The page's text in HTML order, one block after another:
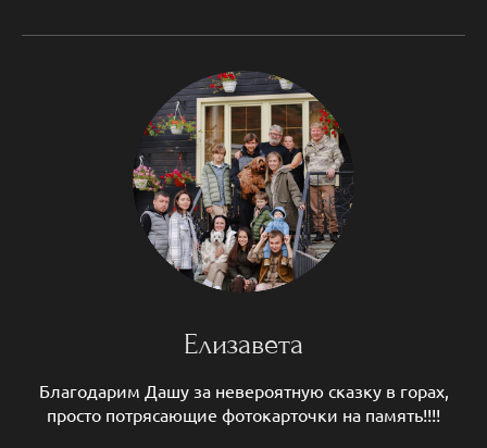
Елизавета
Благодарим Дашу за невероятную сказку в горах,
просто потрясающие фотокарточки на память!!!!